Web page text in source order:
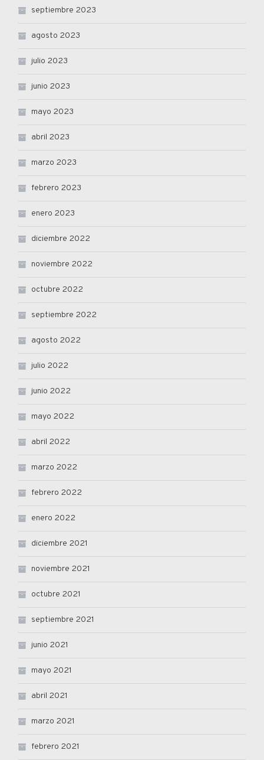
septiembre 2023
agosto 2023
julio 2023
junio 2023
mayo 2023
abril 2023
marzo 2023
febrero 2023
enero 2023
diciembre 2022
noviembre 2022
octubre 2022
septiembre 2022
agosto 2022
julio 2022
junio 2022
mayo 2022
abril 2022
marzo 2022
febrero 2022
enero 2022
diciembre 2021
noviembre 2021
octubre 2021
septiembre 2021
junio 2021
mayo 2021
abril 2021
marzo 2021
febrero 2021